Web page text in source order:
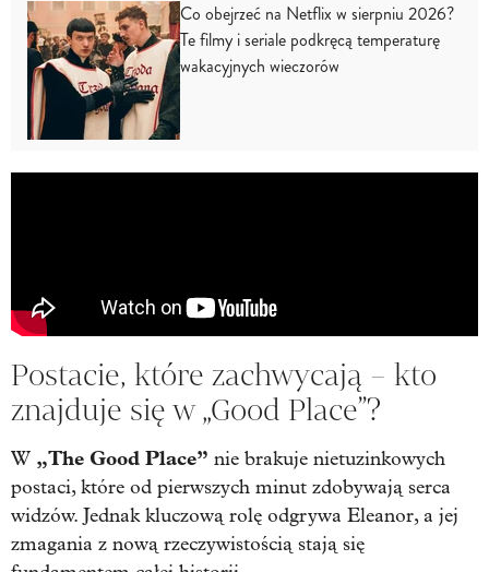
Co obejrzeć na Netflix w sierpniu 2026?
Te filmy i seriale podkręcą temperaturę
wakacyjnych wieczorów
Postacie, które zachwycają – kto
znajduje się w „Good Place”?
W „The Good Place” nie brakuje nietuzinkowych
postaci, które od pierwszych minut zdobywają serca
widzów. Jednak kluczową rolę odgrywa Eleanor, a jej
zmagania z nową rzeczywistością stają się